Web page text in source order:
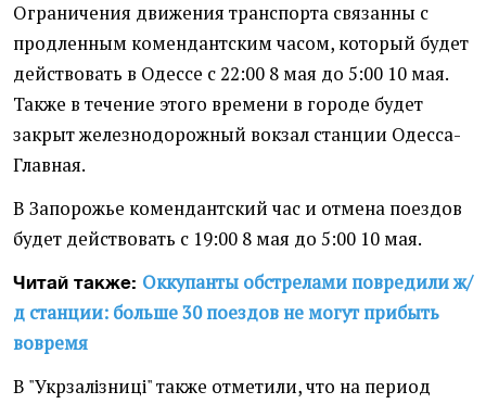
Ограничения движения транспорта связанны с
продленным комендантским часом, который будет
действовать в Одессе с 22:00 8 мая до 5:00 10 мая.
Также в течение этого времени в городе будет
закрыт железнодорожный вокзал станции Одесса-
Главная.
В Запорожье комендантский час и отмена поездов
будет действовать с 19:00 8 мая до 5:00 10 мая.
Читай также: Оккупанты обстрелами повредили ж/
д станции: больше 30 поездов не могут прибыть
вовремя
В "Укрзалізниці" также отметили, что на период